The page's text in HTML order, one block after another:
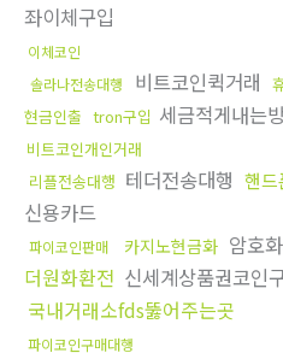
좌이체구입
이체코인
솔라나전송대행
비트코인퀵거래
현금인출 tron구입 세금적게내는
비트코인개인거래
리플전송대행 테더전송대행 핸드
신용카드
파이코인판매 카지노현금화 암호
더원화환전 신세계상품권코인
국내거래소fds뚫어주는곳
파이코인구매대행